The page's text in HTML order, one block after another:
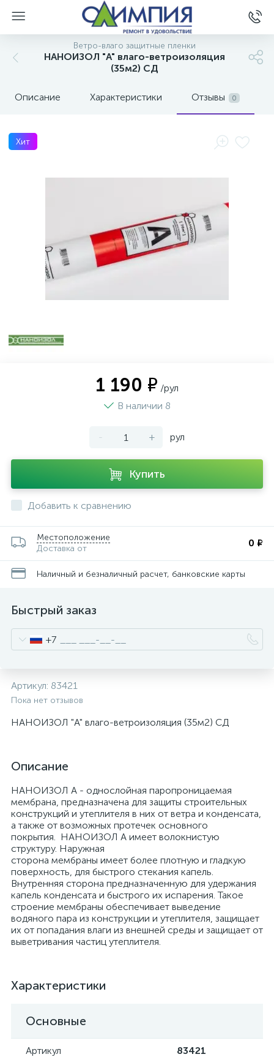
Ветро-влаго защитные пленки
НАНОИЗОЛ "A" влаго-ветроизоляция
(35м2) СД
Описание Характеристики Отзывы 0
Хит
1 190 ₽ /рул
В наличии 8
- + рул
Купить
Добавить к сравнению
Местоположение
Доставка от
0 ₽
Наличный и безналичный расчет, банковские карты
Быстрый заказ
+7
Артикул: 83421
Пока нет отзывов
НАНОИЗОЛ "A" влаго-ветроизоляция (35м2) СД
Описание
НАНОИЗОЛ А - однослойная паропроницаемая
мембрана, предназначена для защиты строительных
конструкций и утеплителя в них от ветра и конденсата,
а также от возможных протечек основного
покрытия. НАНОИЗОЛ А имеет волокнистую
структуру. Наружная
сторона мембраны имеет более плотную и гладкую
поверхность, для быстрого стекания капель.
Внутренняя сторона предназначенную для удержания
капель конденсата и быстрого их испарения. Такое
строение мембраны обеспечивает выведение
водяного пара из конструкции и утеплителя, защищает
их от попадания влаги из внешней среды и защищает от
выветривания частиц утеплителя.
Характеристики
Основные
Артикул 83421